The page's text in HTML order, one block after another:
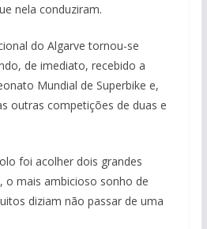
nela conduziram.
do Algarve tornou-se
de imediato, recebido a
Mundial de Superbike e,
outras competições de duas e
foi acolher dois grandes
o mais ambicioso sonho de
diziam não passar de uma